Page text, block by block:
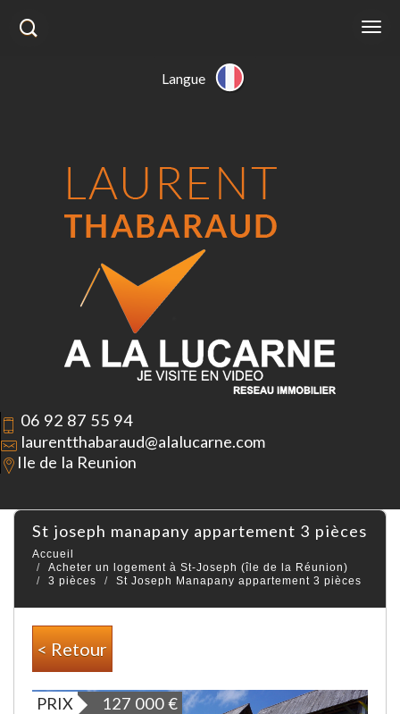
Langue
06 92 87 55 94
laurentthabaraud@alalucarne.com
Ile de la Reunion
st joseph manapany appartement 3 pièces
Accueil
Acheter un logement à St-Joseph (île de la Réunion)
3 pièces
St Joseph Manapany appartement 3 pièces
< Retour
PRIX 127 000€